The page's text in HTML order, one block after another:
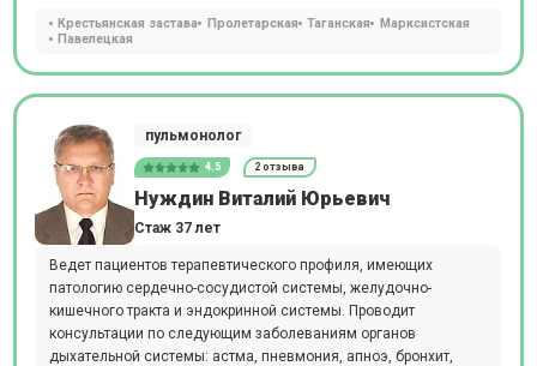
Крестьянская застава Пролетарская Таганская
Марксистская
Павелецкая
пульмонолог
4.5 2 отзыва
Нуждин Виталий Юрьевич
Стаж 37 лет
Ведет пациентов терапевтического профиля, имеющих
патологию сердечно-сосудистой системы, желудочно-
кишечного тракта и эндокринной системы. Проводит
консультации по следующим заболеваниям органов
дыхательной системы: астма, пневмония, апноэ, бронхит,